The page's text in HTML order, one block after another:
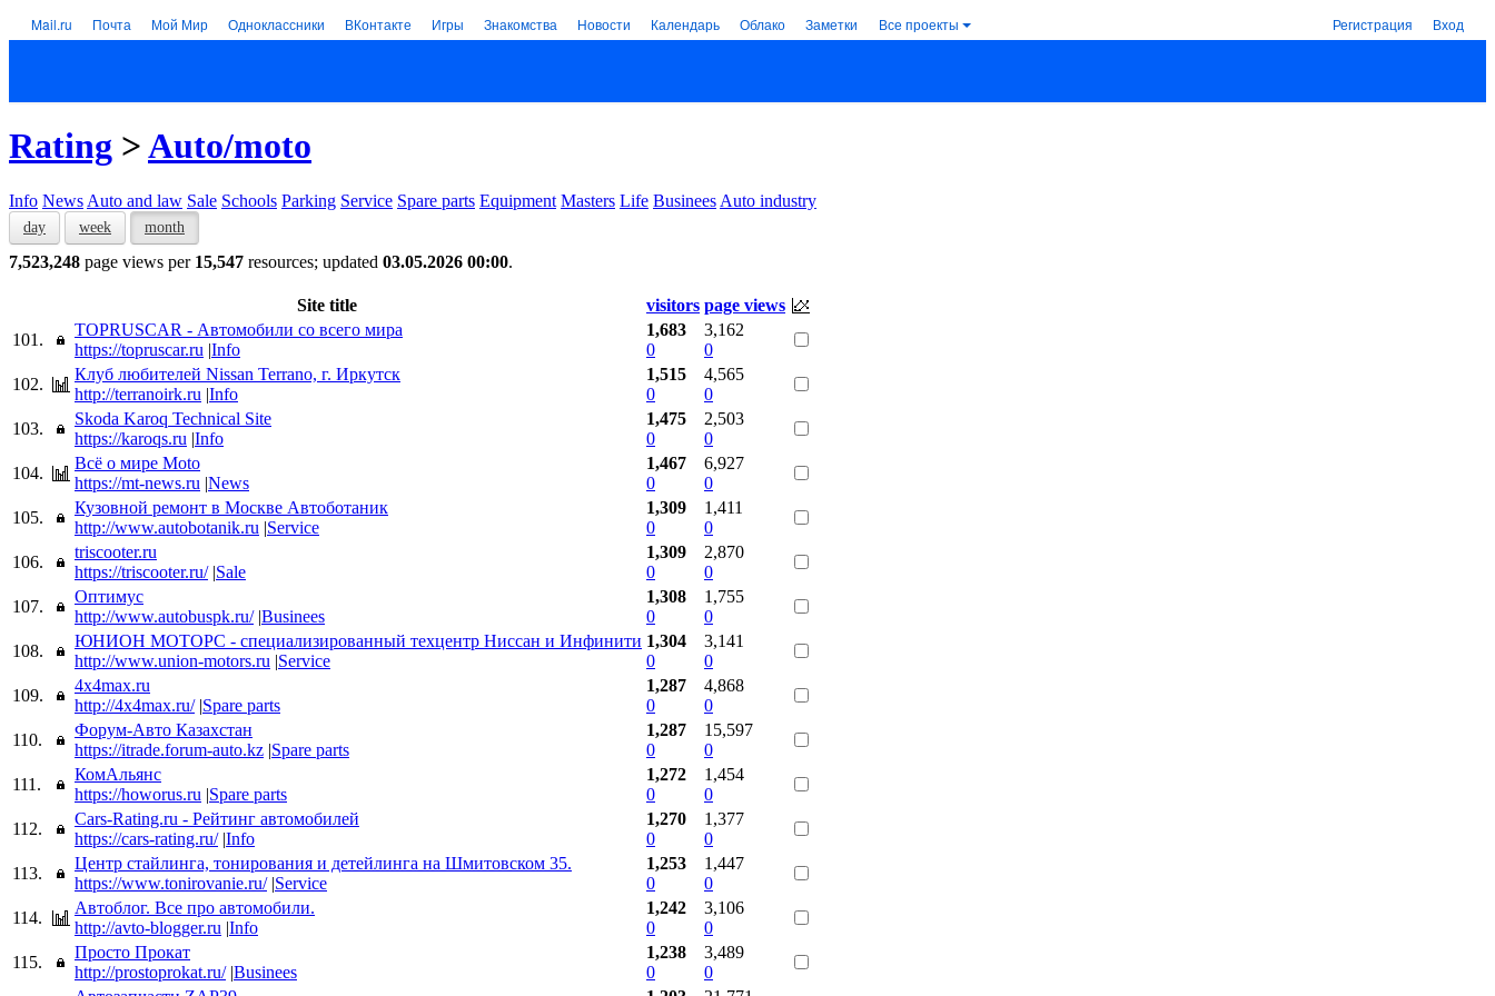
Mail.ru Почта Мой Мир Одноклассники ВКонтакте Игры Знакомства Новости Календарь Облако Заметки Все проекты Регистрация Вход
Rating >Auto/moto
Info News Auto and law Sale Schools Parking Service Spare parts Equipment Masters Life Businees Auto industry
day week month
7,523,248 page views per 15,547 resources; updated 03.05.2026 00:00.
Site title visitors page views
101.
TOPRUSCAR - Автомобили со всего мира
https://topruscar.ru |Info
1,683
0
3,162
0
102.
Клуб любителей Nissan Terrano, г. Иркутск
http://terranoirk.ru |Info
1,515
0
4,565
0
103.
Skoda Karoq Technical Site
https://karoqs.ru |Info
1,475
0
2,503
0
104.
Всё о мире Moto
https://mt-news.ru |News
1,467
0
6,927
0
105.
Кузовной ремонт в Москве Автоботаник
http://www.autobotanik.ru |Service
1,309
0
1,411
0
106.
triscooter.ru
https://triscooter.ru/ |Sale
1,309
0
2,870
0
107.
Оптимус
http://www.autobuspk.ru/ |Businees
1,308
0
1,755
0
108.
ЮНИОН МОТОРС - специализированный техцентр Ниссан и Инфинити
http://www.union-motors.ru |Service
1,304
0
3,141
0
109.
4x4max.ru
http://4x4max.ru/ |Spare parts
1,287
0
4,868
0
110.
Форум-Авто Казахстан
https://itrade.forum-auto.kz |Spare parts
1,287
0
15,597
0
111.
КомАльянс
https://howorus.ru |Spare parts
1,272
0
1,454
0
112.
Cars-Rating.ru - Рейтинг автомобилей
https://cars-rating.ru/ |Info
1,270
0
1,377
0
113.
Центр стайлинга, тонирования и детейлинга на Шмитовском 35.
https://www.tonirovanie.ru/ |Service
1,253
0
1,447
0
114.
Автоблог. Все про автомобили.
http://avto-blogger.ru |Info
1,242
0
3,106
0
115.
Просто Прокат
http://prostoprokat.ru/ |Businees
1,238
0
3,489
0